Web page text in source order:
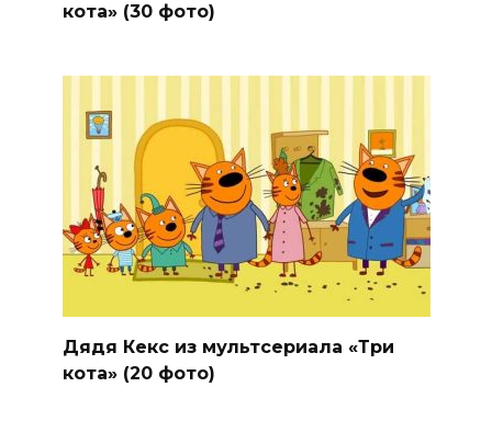
кота» (30 фото)
Дядя Кекс из мультсериала «Три
кота» (20 фото)